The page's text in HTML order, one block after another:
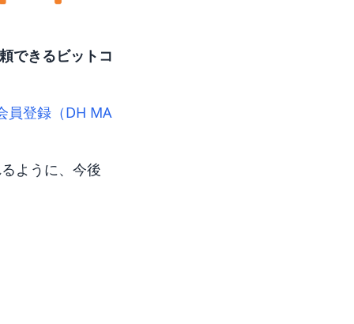
できるビットコ
員登録（DH MA
ように、今後